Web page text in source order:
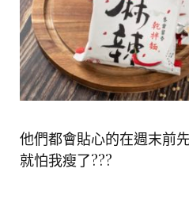
他們都會貼心的在週末前
就怕我瘦了???